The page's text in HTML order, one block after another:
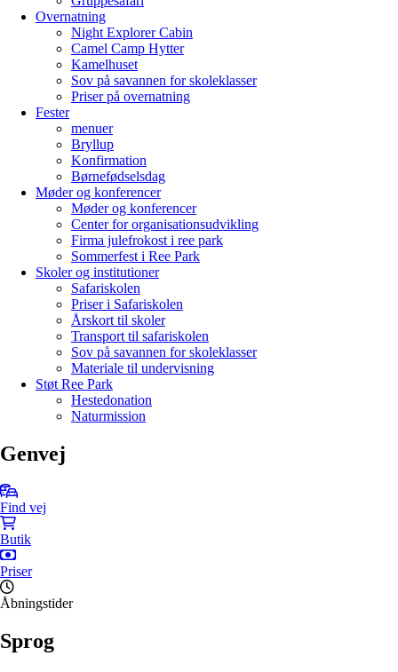
Overnatning
Night Explorer Cabin
Camel Camp Hytter
Kamelhuset
Sov på savannen for skoleklasser
Priser på overnatning
Fester
menuer
Bryllup
Konfirmation
Børnefødselsdag
Møder og konferencer
Møder og konferencer
Center for organisationsudvikling
Firma julefrokost i ree park
Sommerfest i Ree Park
Skoler og institutioner
Safariskolen
Priser i Safariskolen
Årskort til skoler
Transport til safariskolen
Sov på savannen for skoleklasser
Materiale til undervisning
Støt Ree Park
Hestedonation
Naturmission
Genvej
Find vej
Butik
Priser
Åbningstider
Sprog